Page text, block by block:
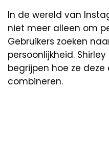
In de wereld van
niet meer alleen om
Gebruikers zoeken
persoonlijkheid.
begrijpen hoe ze
combineren.